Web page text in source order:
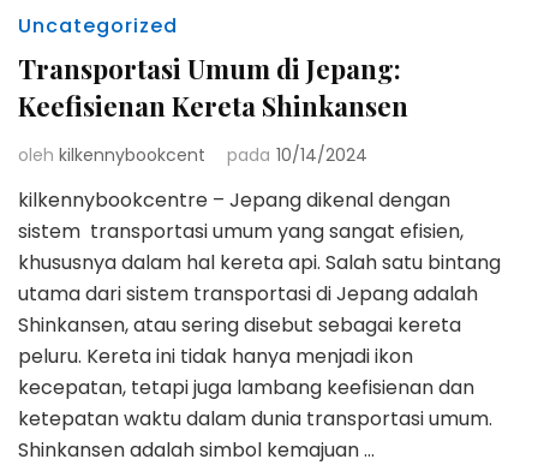
Uncategorized
Transportasi Umum di Jepang:
Keefisienan Kereta Shinkansen
oleh kilkennybookcent pada 10/14/2024
kilkennybookcentre – Jepang dikenal dengan
sistem transportasi umum yang sangat efisien,
khususnya dalam hal kereta api. Salah satu bintang
utama dari sistem transportasi di Jepang adalah
Shinkansen, atau sering disebut sebagai kereta
peluru. Kereta ini tidak hanya menjadi ikon
kecepatan, tetapi juga lambang keefisienan dan
ketepatan waktu dalam dunia transportasi umum.
Shinkansen adalah simbol kemajuan …